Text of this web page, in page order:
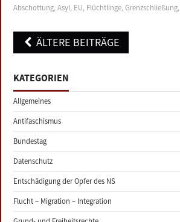
Abschottung,Asyl, EU, Flüchtlinge,Grenzschließung,
Post
navigation
ÄLTERE BEITRÄGE
KATEGORIEN
Allgemeines
Antifaschismus
Bundestag
Datenschutz
Entschädigung der Opfer des NS
Flucht – Migration – Integration